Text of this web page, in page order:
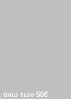
άνω των 50€